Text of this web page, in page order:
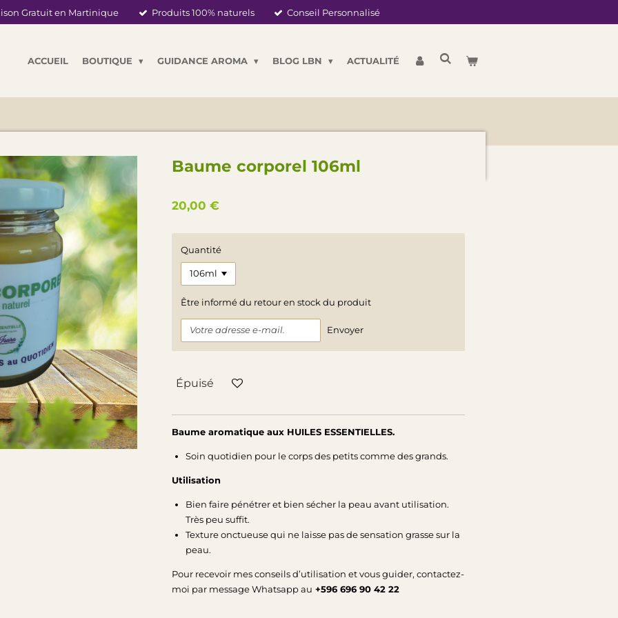
Gratuit en Martinique Produits 100% naturels Conseil Personnalisé
ACCUEIL BOUTIQUE GUIDANCE AROMA BLOG LBN ACTUALITÉ
Baume corporel 106ml
20,00 €
Quantité
Être informé du retour en stock du produit
Envoyer
Épuisé
Baume aromatique aux HUILES ESSENTIELLES.
Soin quotidien pour le corps des petits comme des grands.
Utilisation
Bien faire pénétrer et bien sécher la peau avant utilisation.
Très peu suffit.
Texture onctueuse qui ne laisse pas de sensation grasse sur la
peau.
Pour recevoir mes conseils d’utilisation et vous guider, contactez-
moi par message Whatsapp au +596 696 90 42 22